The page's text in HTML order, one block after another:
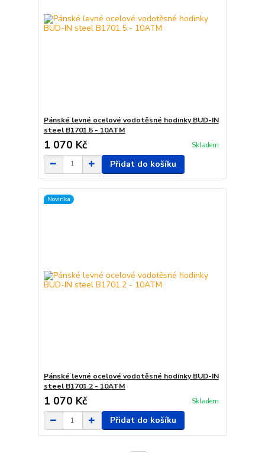
Pánské levné ocelové vodotěsné hodinky BUD-IN
steel B1701.5 - 10ATM
1 070 Kč Skladem
Přidat do košíku
Novinka
Pánské levné ocelové vodotěsné hodinky BUD-IN
steel B1701.2 - 10ATM
1 070 Kč Skladem
Přidat do košíku